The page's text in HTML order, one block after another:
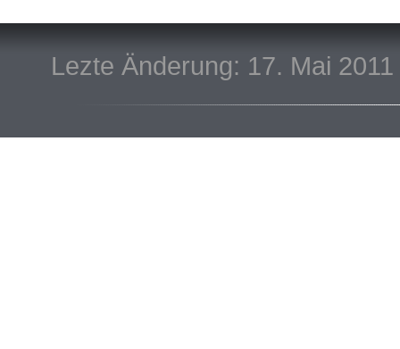
Lezte Änderung: 17. Mai